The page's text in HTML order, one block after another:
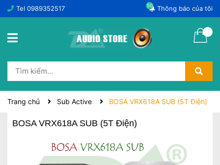
Tel 0989352517 Thông báo của tôi
50
Trang chủ Sub Active BOSA VRX618A SUB (5T Điện)
BOSA VRX618A SUB (5T Điện)